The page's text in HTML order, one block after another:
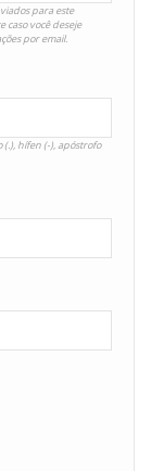
para este
caso você deseje
por email.
(.), hífen (-), apóstrofo